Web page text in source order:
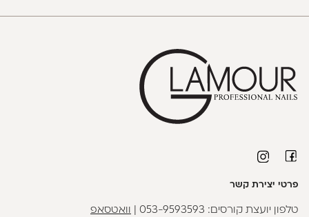
פרטי יצירת קשר
טלפון יועצת קורסים: 053-9593593 וואטסאפ